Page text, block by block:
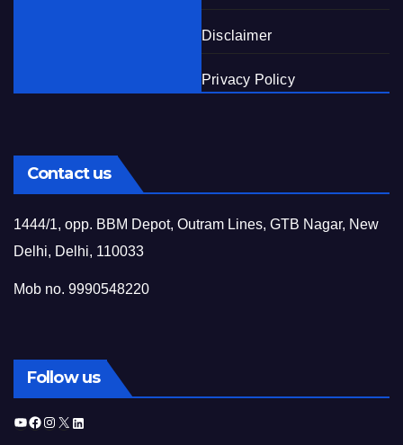
Disclaimer
Privacy Policy
Contact us
1444/1, opp. BBM Depot, Outram Lines, GTB Nagar, New
Delhi, Delhi, 110033
Mob no. 9990548220
Follow us
YouTube
Facebook
Instagram
X LinkedIn